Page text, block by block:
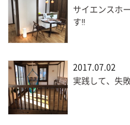
サイエンスホ
す‼
2017.07.02
実践して、失